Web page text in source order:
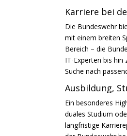
Karriere bei
Die Bundeswehr
mit einem breiten
Bereich – die
IT-Experten bis
Suche nach
Ausbildung,
Ein besonderes
duales Studium
langfristige